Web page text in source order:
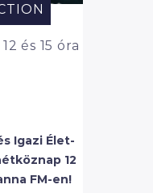
és 15 óra
Igazi Élet-
12
FM-en!